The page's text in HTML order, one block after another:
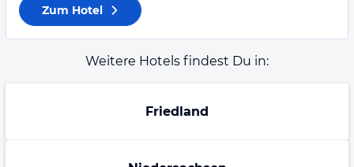
Zum Hotel
Weitere Hotels findest Du in:
Friedland